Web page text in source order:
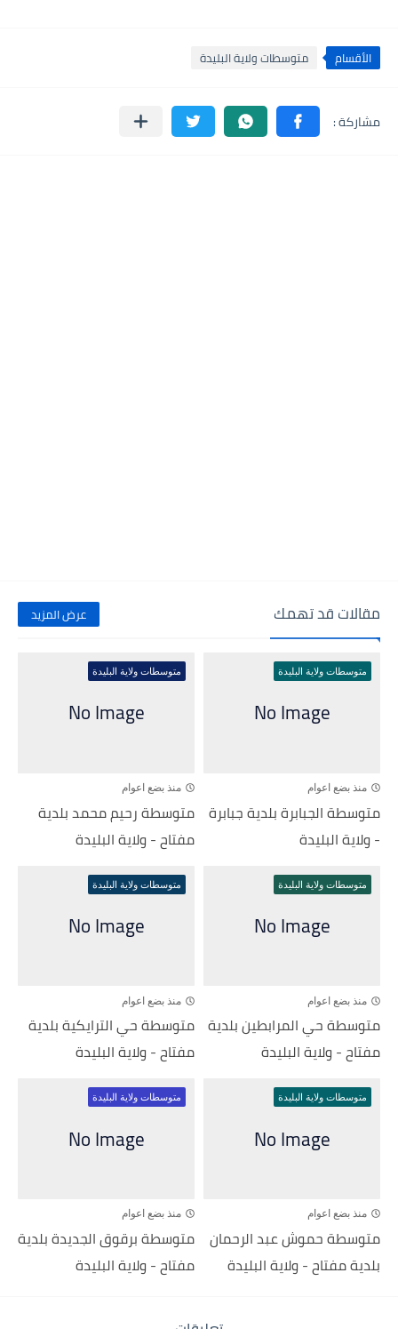
الأقسام متوسطات ولاية البليدة
مقالات قد تهمك عرض المزيد
متوسطات ولاية البليدة
منذ بضع اعوام
متوسطة الجبابرة بلدية جبابرة
- ولاية البليدة
متوسطات ولاية البليدة
منذ بضع اعوام
متوسطة رحيم محمد بلدية
مفتاح - ولاية البليدة
متوسطات ولاية البليدة
منذ بضع اعوام
متوسطة حي المرابطين بلدية
مفتاح - ولاية البليدة
متوسطات ولاية البليدة
منذ بضع اعوام
متوسطة حي الترايكية بلدية
مفتاح - ولاية البليدة
متوسطات ولاية البليدة
منذ بضع اعوام
متوسطة حموش عبد الرحمان
بلدية مفتاح - ولاية البليدة
متوسطات ولاية البليدة
منذ بضع اعوام
متوسطة برقوق الجديدة بلدية
مفتاح - ولاية البليدة